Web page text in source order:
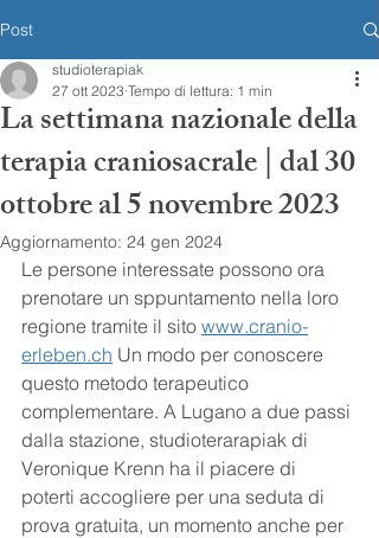
Post
La settimana nazionale della
terapia craniosacrale | dal 30
ottobre al 5 novembre 2023
studioterapiak
27 ott 2023 Tempo di lettura: 1 min
Aggiornamento: 24 gen 2024
Le persone interessate possono ora
prenotare un sppuntamento nella loro
regione tramite il sito www.cranio-
erleben.ch Un modo per conoscere
questo metodo terapeutico
complementare. A Lugano a due passi
dalla stazione, studioterarapiak di
Veronique Krenn ha il piacere di
poterti accogliere per una seduta di
prova gratuita, un momento anche per